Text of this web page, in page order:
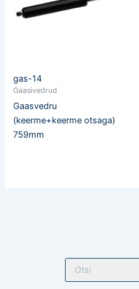
T
o
gas-14
Gaasivedrud
Gaasvedru
(keerme+keerme otsaga)
759mm